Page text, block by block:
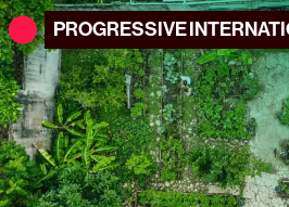
PROGRESSIVE